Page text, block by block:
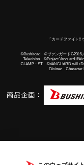
「カードファイト!!
©Bushiroad ©ヴァンガードG2016
Television ©Project Vanguard if/
CLAMP・ST ©VANGUARD
Divinez Character